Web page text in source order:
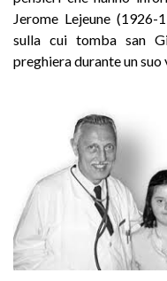
Jerome Lejeune
sulla cui tomba san
preghiera durante un